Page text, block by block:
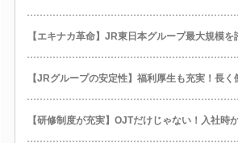
【エキナカ革命】JR東日本グループ最大規模を
【JRグループの安定性】福利厚生も充実！長く
【研修制度が充実】OJTだけじゃない！入社時